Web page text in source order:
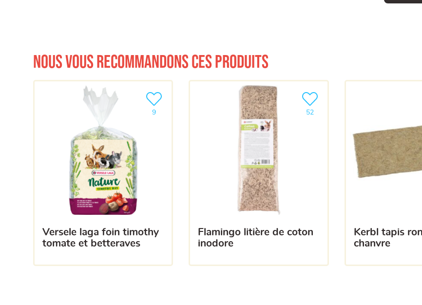
Nous vous recommandons ces produits
versele laga foin timothy
tomate et betteraves
9
Ajouter le produit à ma liste
flamingo litière de coton
inodore
52
Ajouter le produit à ma liste
kerbl tapis rongeur en
chanvre